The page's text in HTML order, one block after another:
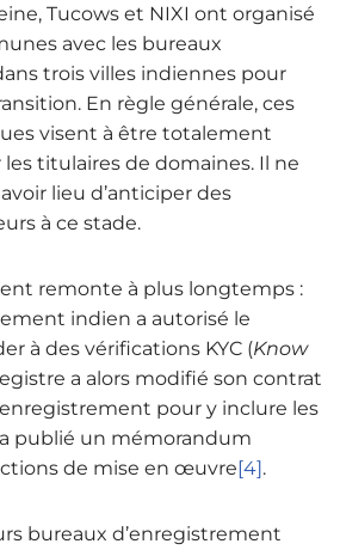
Tucows et NIXI ont organisé
avec les bureaux
trois villes indiennes pour
En règle générale, ces
visent à être totalement
titulaires de domaines. Il ne
lieu d’anticiper des
à ce stade.
remonte à plus longtemps :
indien a autorisé le
à des vérifications KYC (Know
a alors modifié son contrat
pour y inclure les
publié un mémorandum
de mise en œuvre[4].
bureaux d’enregistrement